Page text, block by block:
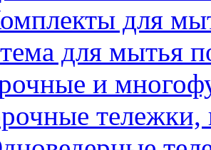
для
для мытья
и
тележки,